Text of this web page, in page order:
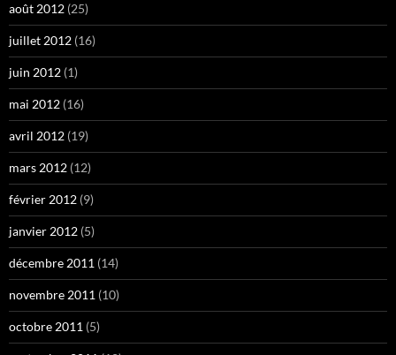
août 2012 (25)
juillet 2012 (16)
juin 2012 (1)
mai 2012 (16)
avril 2012 (19)
mars 2012 (12)
février 2012 (9)
janvier 2012 (5)
décembre 2011 (14)
novembre 2011 (10)
octobre 2011 (5)